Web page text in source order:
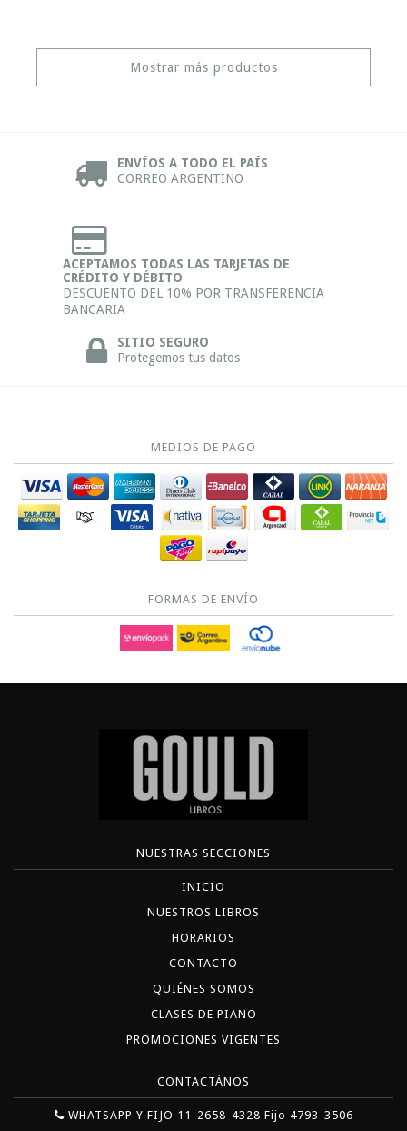
Mostrar más productos
ENVÍOS A TODO EL PAÍS
CORREO ARGENTINO
ACEPTAMOS TODAS LAS TARJETAS DE
CRÉDITO Y DÉBITO
DESCUENTO DEL 10% POR TRANSFERENCIA
BANCARIA
SITIO SEGURO
Protegemos tus datos
MEDIOS DE PAGO
FORMAS DE ENVÍO
NUESTRAS SECCIONES
INICIO
NUESTROS LIBROS
HORARIOS
CONTACTO
QUIÉNES SOMOS
CLASES DE PIANO
PROMOCIONES VIGENTES
CONTACTÁNOS
WHATSAPP Y FIJO 11-2658-4328 Fijo 4793-3506